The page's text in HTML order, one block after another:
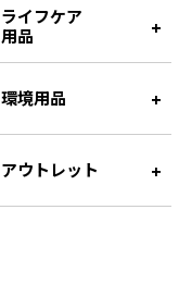
ライフケア
用品
環境用品
アウトレット